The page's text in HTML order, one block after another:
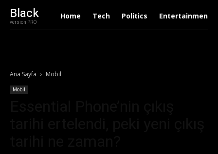
Black
version PRO
Home Tech Politics Entertainment
Ana Sayfa Mobil
Mobil